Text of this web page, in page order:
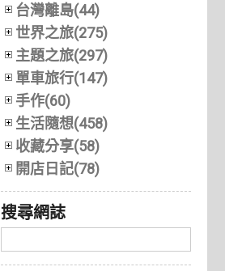
台灣離島(44)
世界之旅(275)
主題之旅(297)
單車旅行(147)
手作(60)
生活隨想(458)
收藏分享(58)
開店日記(78)
搜尋網誌